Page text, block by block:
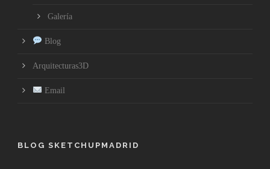
Galería
Blog
Arquitecturas3D
Email
BLOG SKETCHUPMADRID